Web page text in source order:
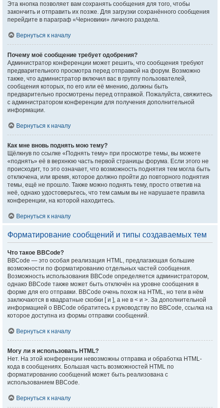
Эта кнопка позволяет вам сохранять сообщения для того, чтобы
закончить и отправить их позже. Для загрузки сохранённого сообщения
перейдите в параграф «Черновики» личного раздела.
Вернуться к началу
Почему моё сообщение требует одобрения?
Администратор конференции может решить, что сообщения требуют
предварительного просмотра перед отправкой на форум. Возможно
также, что администратор включил вас в группу пользователей,
сообщения которых, по его или её мнению, должны быть
предварительно просмотрены перед отправкой. Пожалуйста, свяжитесь
с администратором конференции для получения дополнительной
информации.
Вернуться к началу
Как мне вновь поднять мою тему?
Щёлкнув по ссылке «Поднять тему» при просмотре темы, вы можете
«поднять» её в верхнюю часть первой страницы форума. Если этого не
происходит, то это означает, что возможность поднятия тем могла быть
отключена, или время, которое должно пройти до повторного поднятия
темы, ещё не прошло. Также можно поднять тему, просто ответив на
неё, однако удостоверьтесь, что тем самым вы не нарушаете правила
конференции, на которой находитесь.
Вернуться к началу
Форматирование сообщений и типы создаваемых тем
Что такое BBCode?
BBCode — это особая реализация HTML, предлагающая большие
возможности по форматированию отдельных частей сообщения.
Возможность использования BBCode определяется администратором,
однако BBCode также может быть отключён на уровне сообщения в
форме для его отправки. BBCode очень похож на HTML, но теги в нём
заключаются в квадратные скобки [ и ], а не в < и >. За дополнительной
информацией о BBCode обратитесь к руководству по BBCode, ссылка на
которое доступна из формы отправки сообщений.
Вернуться к началу
Могу ли я использовать HTML?
Нет. На этой конференции невозможны отправка и обработка HTML-
кода в сообщениях. Большая часть возможностей HTML по
форматированию сообщений может быть реализована с
использованием BBCode.
Вернуться к началу